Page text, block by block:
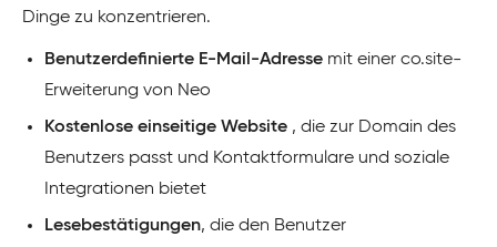
Dinge zu konzentrieren.
Benutzerdefinierte E-Mail-Adresse mit einer co.site-
Erweiterung von Neo
Kostenlose einseitige Website , die zur Domain des
Benutzers passt und Kontaktformulare und soziale
Integrationen bietet
Lesebestätigungen, die den Benutzer